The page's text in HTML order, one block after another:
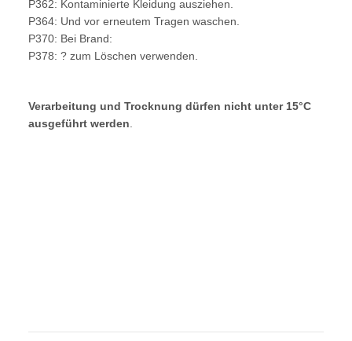
P362: Kontaminierte Kleidung ausziehen.
P364: Und vor erneutem Tragen waschen.
P370: Bei Brand:
P378: ? zum Löschen verwenden.
Verarbeitung und Trocknung dürfen nicht unter 15°C
ausgeführt werden